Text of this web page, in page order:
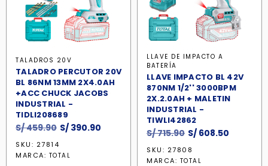
TALADROS 20V
TALADRO PERCUTOR 20V
BL 86NM 13MM 2X4.0AH
+ACC CHUCK JACOBS
INDUSTRIAL -
TIDLI208689
S/459.90 El
original
S/ 390.90
SKU: 27814
MARCA: TOTAL
LLAVE DE IMPACTO A
BATERÍA
LLAVE IMPACTO BL 42V
870NM 1/2'' 3000BPM
2X.2.0AH + MALETIN
INDUSTRIAL -
TIWLI42862
S/715.90 El
precio
original
S/ 608.50
SKU: 27808
MARCA: TOTAL